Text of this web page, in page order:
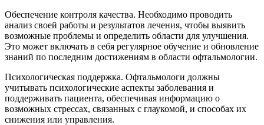
Обеспечение контроля качества. Необходимо проводить
анализ своей работы и результатов лечения, чтобы выявить
возможные проблемы и определить области для улучшения.
Это может включать в себя регулярное обучение и обновление
знаний по последним достижениям в области офтальмологии.
Психологическая поддержка. Офтальмологи должны
учитывать психологические аспекты заболевания и
поддерживать пациента, обеспечивая информацию о
возможных стрессах, связанных с глаукомой, и способах их
снижения или управления.